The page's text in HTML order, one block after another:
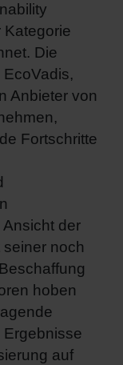
Kategorie
Die
Anbieter von
Fortschritte
der
noch
hoben
auf